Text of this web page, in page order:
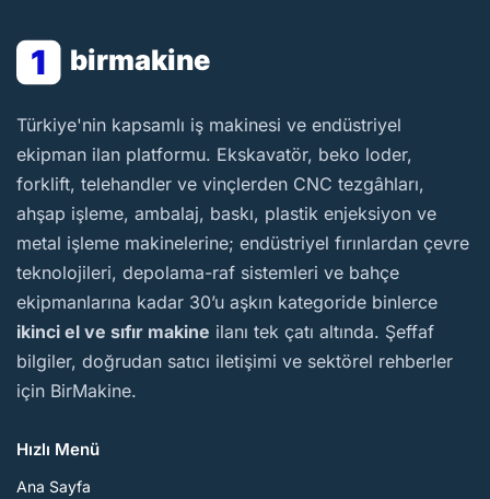
1 birmakine
BirMakine
Türkiye'nin kapsamlı iş makinesi ve endüstriyel
ekipman ilan platformu. Ekskavatör, beko loder,
forklift, telehandler ve vinçlerden CNC tezgâhları,
ahşap işleme, ambalaj, baskı, plastik enjeksiyon ve
metal işleme makinelerine; endüstriyel fırınlardan çevre
teknolojileri, depolama-raf sistemleri ve bahçe
ekipmanlarına kadar 30’u aşkın kategoride binlerce
ikinci el ve sıfır makine ilanı tek çatı altında. Şeffaf
bilgiler, doğrudan satıcı iletişimi ve sektörel rehberler
için BirMakine.
Hızlı Menü
Ana Sayfa